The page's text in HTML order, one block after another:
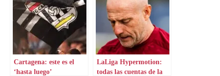
Cartagena: este es el
‘hasta luego’
LaLiga Hypermotion:
todas las cuentas de la